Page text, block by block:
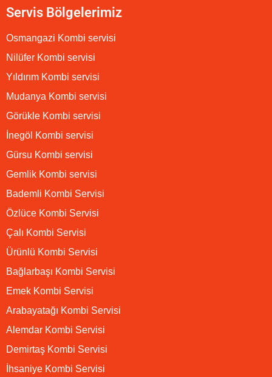
Servis Bölgelerimiz
Osmangazi Kombi servisi
Nilüfer Kombi servisi
Yıldırım Kombi servisi
Mudanya Kombi servisi
Görükle Kombi servisi
İnegöl Kombi servisi
Gürsu Kombi servisi
Gemlik Kombi servisi
Bademli Kombi Servisi
Özlüce Kombi Servisi
Çalı Kombi Servisi
Ürünlü Kombi Servisi
Bağlarbaşı Kombi Servisi
Emek Kombi Servisi
Arabayatağı Kombi Servisi
Alemdar Kombi Servisi
Demirtaş Kombi Servisi
İhsaniye Kombi Servisi